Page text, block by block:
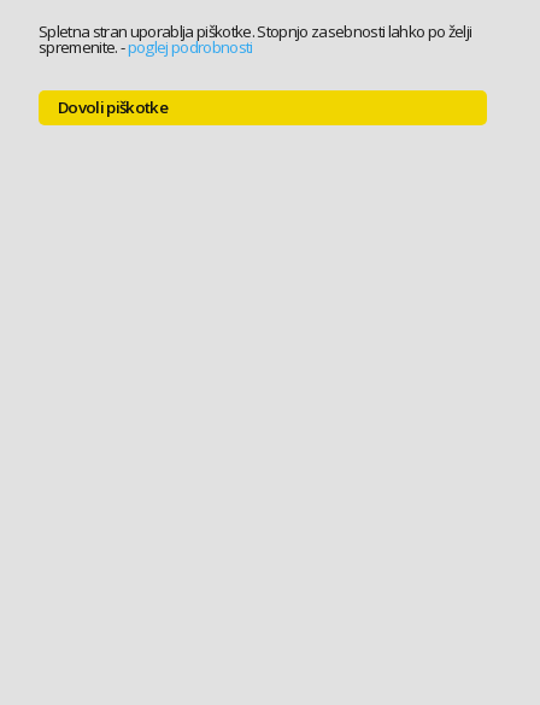
Spletna stran uporablja piškotke. Stopnjo zasebnosti lahko po želji
spremenite.-poglej podrobnosti
Dovoli piškotke